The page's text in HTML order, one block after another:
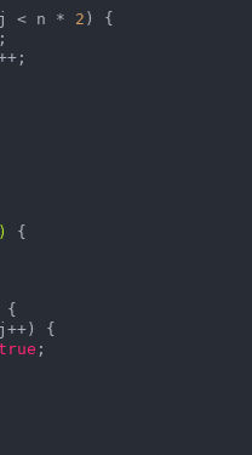
j < n * 2 ) {
{
{
{
;